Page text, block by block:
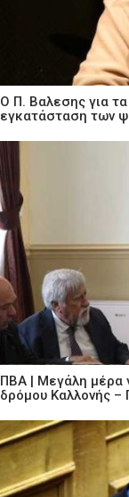
Ο Π. Βαλεσης για
εγκατάσταση των
ΠΒΑ | Μεγάλη μέρα
δρόμου Καλλονής –